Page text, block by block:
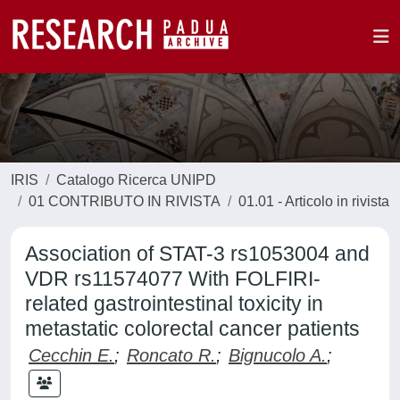
IRIS
Catalogo Ricerca UNIPD
01 CONTRIBUTO IN RIVISTA
01.01 - Articolo in rivista
Association of STAT-3 rs1053004 and
VDR rs11574077 With FOLFIRI-
related gastrointestinal toxicity in
metastatic colorectal cancer patients
Cecchin E.; Roncato R.; Bignucolo A.;